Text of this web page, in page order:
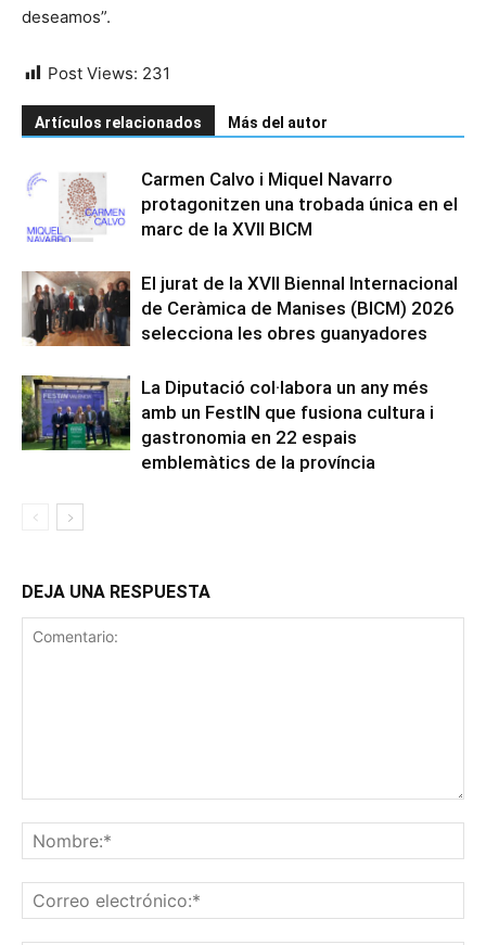
deseamos”.
Post Views: 231
Artículos relacionados Más del autor
Carmen Calvo i Miquel Navarro
protagonitzen una trobada única en el
marc de la XVII BICM
El jurat de la XVII Biennal Internacional
de Ceràmica de Manises (BICM) 2026
selecciona les obres guanyadores
La Diputació col·labora un any més
amb un FestIN que fusiona cultura i
gastronomia en 22 espais
emblemàtics de la província
DEJA UNA RESPUESTA